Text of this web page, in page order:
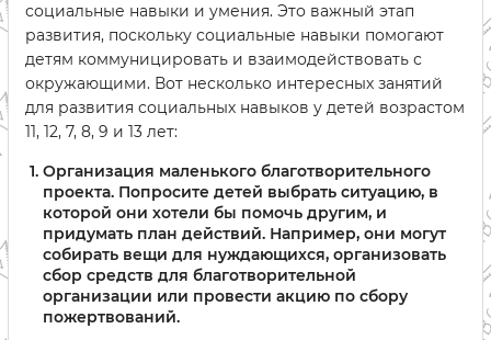
социальные навыки и умения. Это важный этап
развития, поскольку социальные навыки помогают
детям коммуницировать и взаимодействовать с
окружающими. Вот несколько интересных занятий
для развития социальных навыков у детей возрастом
11, 12, 7, 8, 9 и 13 лет:
Организация маленького благотворительного
проекта. Попросите детей выбрать ситуацию, в
которой они хотели бы помочь другим, и
придумать план действий. Например, они могут
собирать вещи для нуждающихся, организовать
сбор средств для благотворительной
организации или провести акцию по сбору
пожертвований.